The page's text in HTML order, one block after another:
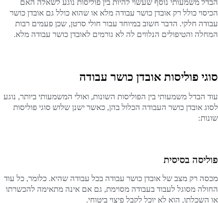
הבדל משמעותי נוסף שעשוי להיות בין פוליסות נוגע לשאלה האם
הכיסוי כולל רק אובדן כושר עבודה מלא או שהוא כולל גם אובדן כושר
עבודה חלקי. הדבר חשוב במיוחד עבור חולי סרטן, שכן פעמים רבות
המחלה והטיפולים הנלווים לה לא גורמים לאובדן כושר עבודה מלא.
סוגי פוליסות אובדן כושר עבודה
עוד הבדל משמעותי בין הפוליסות השונות, ואולי המשמעותי ביותר, נוגע
לסוג אובדן כושר העבודה הכלול בהן, כאשר ישנן שלוש סוגי פוליסות
שונות:
פוליסה בסיסית
מכסה רק מצב של אובדן כושר עבודה בכל עבודה שהיא. כלומר, כל עוד
החולה מסוגל לעבוד בעבודה מסוימת, גם אם אינה מתאימה להכשרתו
או השכלתו, הוא לא יוכל לקבל פיצוי ביטוחי.